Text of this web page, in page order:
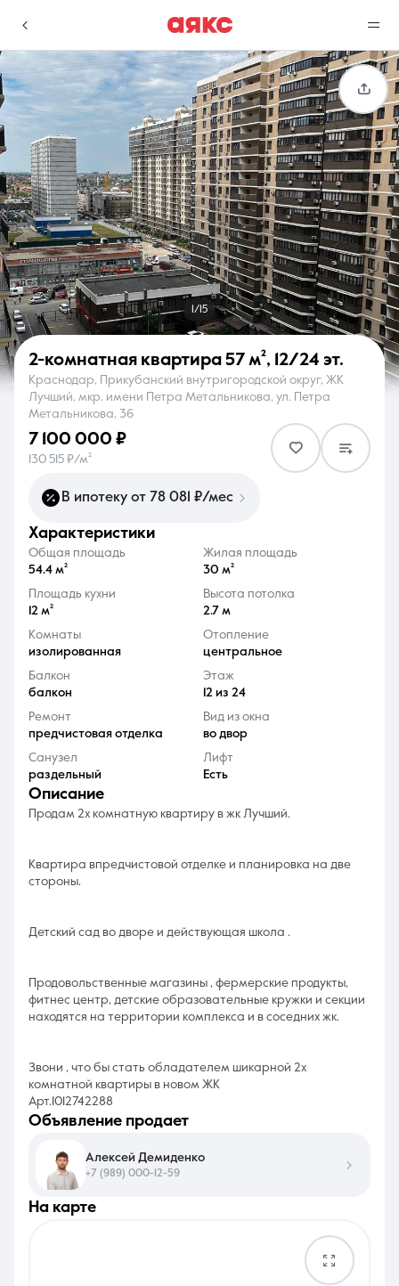
г. Краснодар
Избранное
0 объявлений
Сравнение
0 объявлений
Недвижимость Услуги
О компании Контакты
Ежедневно с 08:30 до 20:00
1/15
2-комнатная квартира 57 м², 12/24 эт.
Краснодар, Прикубанский внутригородской округ, ЖК
Лучший, мкр. имени Петра Метальникова, ул. Петра
Метальникова, 36
7 100 000 ₽
130 515 ₽/м²
В ипотеку от 78 081 ₽/мес
характеристики
Общая площадь
54.4 м²
Жилая площадь
30 м²
Площадь кухни
12 м²
Высота потолка
2.7 м
Комнаты
изолированная
Отопление
центральное
Балкон
балкон
Этаж
12 из 24
Ремонт
предчистовая отделка
Вид из окна
во двор
Санузел
раздельный
Лифт
Есть
описание
Продам 2х комнатную квартиру в жк Лучший.
Квартира впредчистовой отделке и планировка на две
стороны.
Детский сад во дворе и действующая школа .
Продовольственные магазины , фермерские продукты,
фитнес центр, детские образовательные кружки и секции
находятся на территории комплекса и в соседних жк.
Звони , что бы стать обладателем шикарной 2х
комнатной квартиры в новом ЖК
Арт.1012742288
на карте
объявление продает
Алексей Демиденко
+7 (989) 000-12-59